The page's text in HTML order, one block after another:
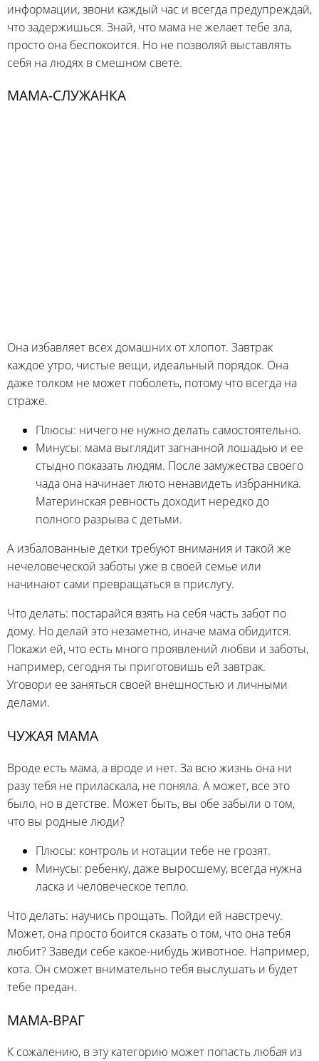
информации, звони каждый час и всегда предупреждай,
что задержишься. Знай, что мама не желает тебе зла,
просто она беспокоится. Но не позволяй выставлять
себя на людях в смешном свете.
МАМА-СЛУЖАНКА
Она избавляет всех домашних от хлопот. Завтрак
каждое утро, чистые вещи, идеальный порядок. Она
даже толком не может поболеть, потому что всегда на
страже.
Плюсы: ничего не нужно делать самостоятельно.
Минусы: мама выглядит загнанной лошадью и ее
стыдно показать людям. После замужества своего
чада она начинает люто ненавидеть избранника.
Материнская ревность доходит нередко до
полного разрыва с детьми.
А избалованные детки требуют внимания и такой же
нечеловеческой заботы уже в своей семье или
начинают сами превращаться в прислугу.
Что делать: постарайся взять на себя часть забот по
дому. Но делай это незаметно, иначе мама обидится.
Покажи ей, что есть много проявлений любви и заботы,
например, сегодня ты приготовишь ей завтрак.
Уговори ее заняться своей внешностью и личными
делами.
ЧУЖАЯ МАМА
Вроде есть мама, а вроде и нет. За всю жизнь она ни
разу тебя не приласкала, не поняла. А может, все это
было, но в детстве. Может быть, вы обе забыли о том,
что вы родные люди?
Плюсы: контроль и нотации тебе не грозят.
Минусы: ребенку, даже выросшему, всегда нужна
ласка и человеческое тепло.
Что делать: научись прощать. Пойди ей навстречу.
Может, она просто боится сказать о том, что она тебя
любит? Заведи себе какое-нибудь животное. Например,
кота. Он сможет внимательно тебя выслушать и будет
тебе предан.
МАМА-ВРАГ
К сожалению, в эту категорию может попасть любая из